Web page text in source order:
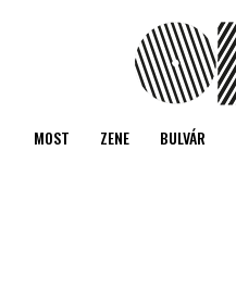
MOST ZENE BULVÁR